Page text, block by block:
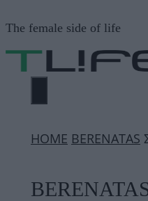
σε
περιεχόμενο
The female side of life
ΜΕΝΟΎ
ΗΟΜΕ BERENATAS